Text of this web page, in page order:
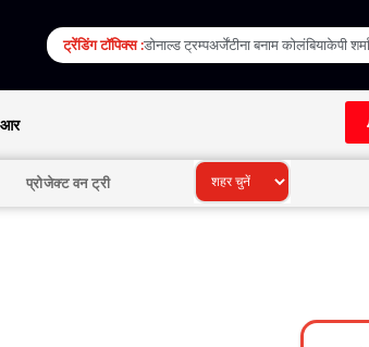
ट्रेंडिंग टॉपिक्स :डोनाल्ड ट्रम्पअर्जेंटीना बनाम कोलंबियाकेपी
आर
प्रोजेक्ट वन ट्री